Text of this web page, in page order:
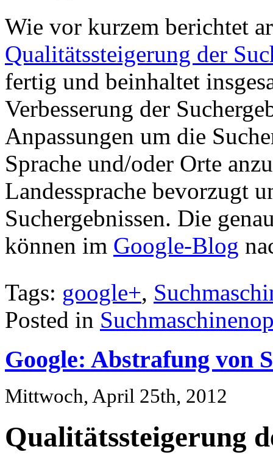
Wie vor kurzem berichtet
Qualitätssteigerung der
fertig und beinhaltet
Verbesserung der
Anpassungen um die
Sprache und/oder Orte
Landessprache bevorzugt
Suchergebnissen. Die
können im Google-Blog
Tags: google+,
Posted in
Google: Abstrafung von
Mittwoch, April 25th, 2012
Qualitätssteigerung